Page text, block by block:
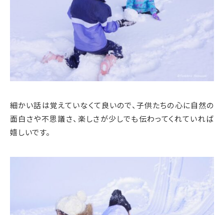
細かい話は覚えていなくて良いので、子供たちの心に自然の
面白さや不思議さ、楽しさが少しでも伝わってくれていれば
嬉しいです。